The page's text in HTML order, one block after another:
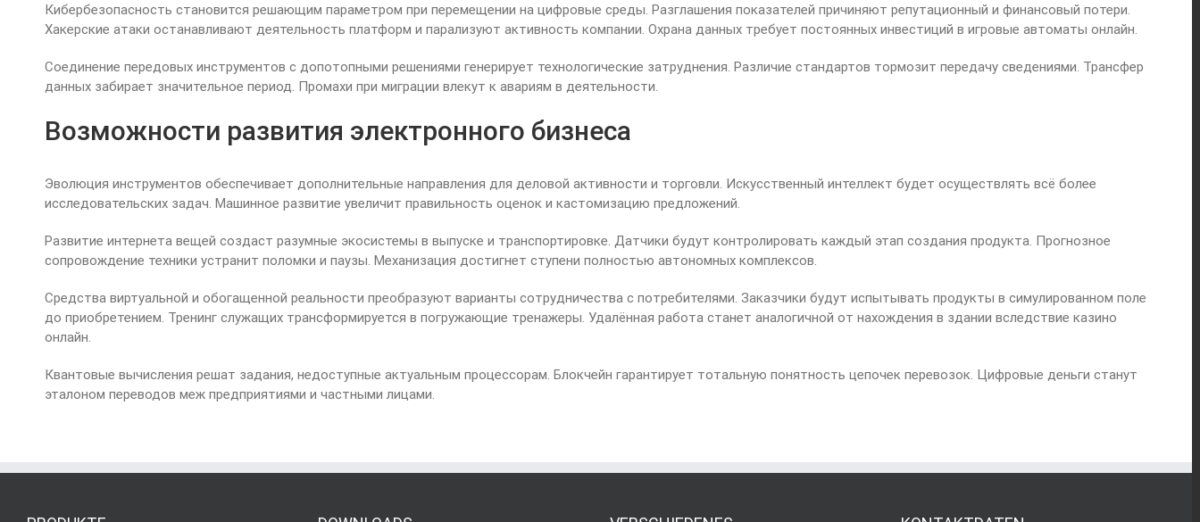
Кибербезопасность становится решающим параметром при перемещении на цифровые среды. Разглашения показателей причиняют репутационный и финансовый потери.
Хакерские атаки останавливают деятельность платформ и парализуют активность компании. Охрана данных требует постоянных инвестиций в игровые автоматы онлайн.
Соединение передовых инструментов с допотопными решениями генерирует технологические затруднения. Различие стандартов тормозит передачу сведениями. Трансфер
данных забирает значительное период. Промахи при миграции влекут к авариям в деятельности.
Возможности развития электронного бизнеса
Эволюция инструментов обеспечивает дополнительные направления для деловой активности и торговли. Искусственный интеллект будет осуществлять всё более
исследовательских задач. Машинное развитие увеличит правильность оценок и кастомизацию предложений.
Развитие интернета вещей создаст разумные экосистемы в выпуске и транспортировке. Датчики будут контролировать каждый этап создания продукта. Прогнозное
сопровождение техники устранит поломки и паузы. Механизация достигнет ступени полностью автономных комплексов.
Средства виртуальной и обогащенной реальности преобразуют варианты сотрудничества с потребителями. Заказчики будут испытывать продукты в симулированном поле
до приобретением. Тренинг служащих трансформируется в погружающие тренажеры. Удалённая работа станет аналогичной от нахождения в здании вследствие казино
онлайн.
Квантовые вычисления решат задания, недоступные актуальным процессорам. Блокчейн гарантирует тотальную понятность цепочек перевозок. Цифровые деньги станут
эталоном переводов меж предприятиями и частными лицами.